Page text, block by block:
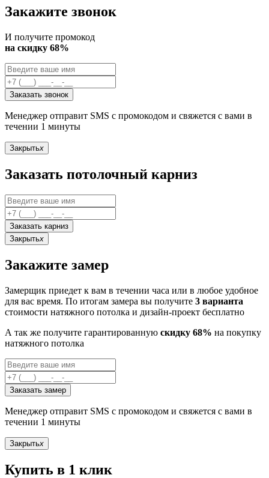
Закажите звонок
И получите промокод
на скидку 68%
Заказать звонок
Менеджер отправит SMS с промокодом и свяжется с вами в
течении 1 минуты
Закрытьx
Заказать потолочный карниз
Заказать карниз
Закрытьx
Закажите замер
Замерщик приедет к вам в течении часа или в любое удобное
для вас время. По итогам замера вы получите 3 варианта
стоимости натяжного потолка и дизайн-проект бесплатно
А так же получите гарантированную скидку 68% на покупку
натяжного потолка
Заказать замер
Менеджер отправит SMS с промокодом и свяжется с вами в
течении 1 минуты
Закрытьx
Купить в 1 клик